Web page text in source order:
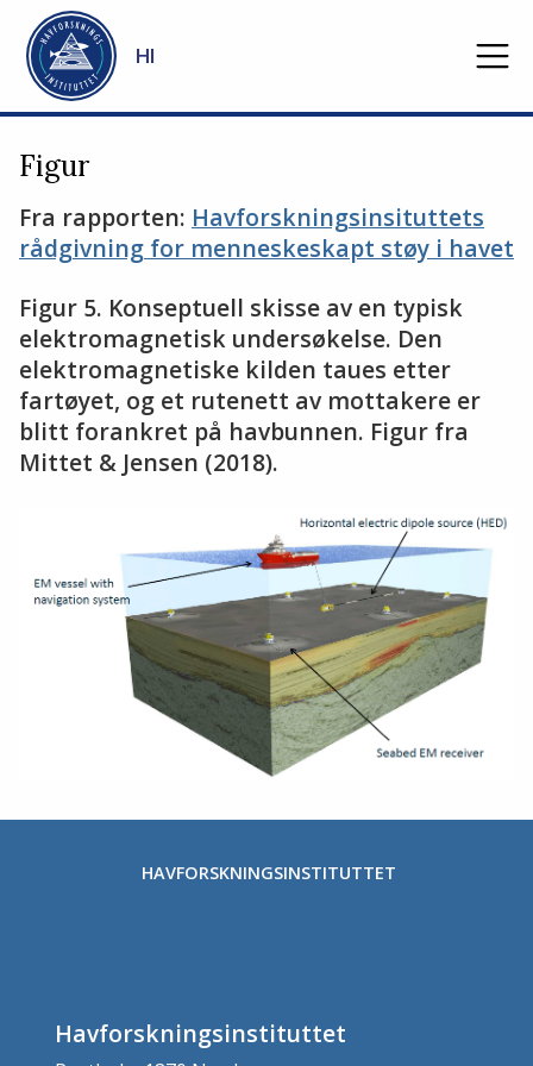
Gå til hovedinnhold
HI
Figur
Fra rapporten: Havforskningsinsituttets
rådgivning for menneskeskapt støy i havet
Figur 5. Konseptuell skisse av en typisk
elektromagnetisk undersøkelse. Den
elektromagnetiske kilden taues etter
fartøyet, og et rutenett av mottakere er
blitt forankret på havbunnen. Figur fra
Mittet & Jensen (2018).
HAVFORSKNINGSINSTITUTTET
Havforskningsinstituttet